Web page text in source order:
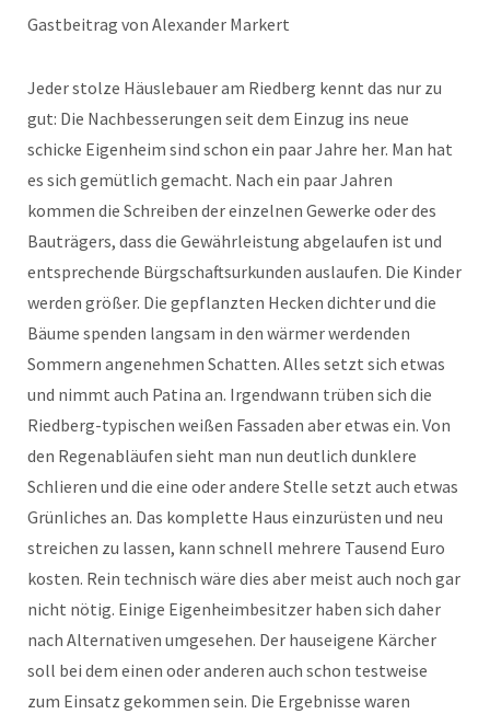
Gastbeitrag von Alexander Markert
Jeder stolze Häuslebauer am Riedberg kennt das nur zu
gut: Die Nachbesserungen seit dem Einzug ins neue
schicke Eigenheim sind schon ein paar Jahre her. Man hat
es sich gemütlich gemacht. Nach ein paar Jahren
kommen die Schreiben der einzelnen Gewerke oder des
Bauträgers, dass die Gewährleistung abgelaufen ist und
entsprechende Bürgschaftsurkunden auslaufen. Die Kinder
werden größer. Die gepflanzten Hecken dichter und die
Bäume spenden langsam in den wärmer werdenden
Sommern angenehmen Schatten. Alles setzt sich etwas
und nimmt auch Patina an. Irgendwann trüben sich die
Riedberg-typischen weißen Fassaden aber etwas ein. Von
den Regenabläufen sieht man nun deutlich dunklere
Schlieren und die eine oder andere Stelle setzt auch etwas
Grünliches an. Das komplette Haus einzurüsten und neu
streichen zu lassen, kann schnell mehrere Tausend Euro
kosten. Rein technisch wäre dies aber meist auch noch gar
nicht nötig. Einige Eigenheimbesitzer haben sich daher
nach Alternativen umgesehen. Der hauseigene Kärcher
soll bei dem einen oder anderen auch schon testweise
zum Einsatz gekommen sein. Die Ergebnisse waren